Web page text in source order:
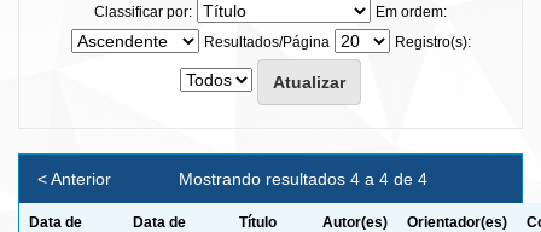
Classificar por:
Em ordem:
Resultados/Página
Registro(s):
Mostrando resultados 4 a 4 de 4
< Anterior
Data de
Data de
Título Autor(es) Orientador(es)